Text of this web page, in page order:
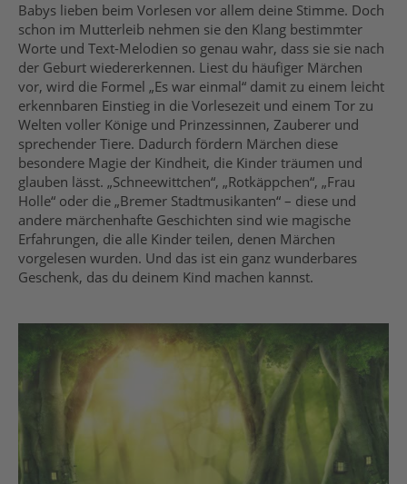
Babys lieben beim Vorlesen vor allem deine Stimme. Doch
schon im Mutterleib nehmen sie den Klang bestimmter
Worte und Text-Melodien so genau wahr, dass sie sie nach
der Geburt wiedererkennen. Liest du häufiger Märchen
vor, wird die Formel „Es war einmal“ damit zu einem leicht
erkennbaren Einstieg in die Vorlesezeit und einem Tor zu
Welten voller Könige und Prinzessinnen, Zauberer und
sprechender Tiere. Dadurch fördern Märchen diese
besondere Magie der Kindheit, die Kinder träumen und
glauben lässt. „Schneewittchen“, „Rotkäppchen“, „Frau
Holle“ oder die „Bremer Stadtmusikanten“ – diese und
andere märchenhafte Geschichten sind wie magische
Erfahrungen, die alle Kinder teilen, denen Märchen
vorgelesen wurden. Und das ist ein ganz wunderbares
Geschenk, das du deinem Kind machen kannst.